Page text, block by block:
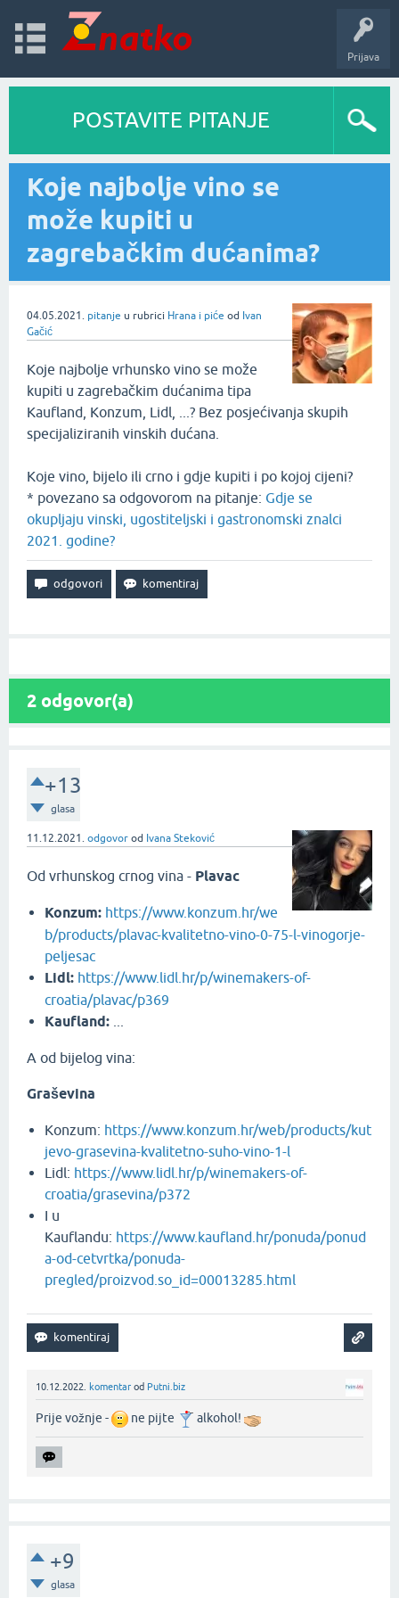
Prijava
POSTAVITE PITANJE
Koje najbolje vino se
može kupiti u
zagrebačkim dućanima?
04.05.2021. pitanje u rubrici Hrana i piće od Ivan
Gačić
Koje najbolje vrhunsko vino se može
kupiti u zagrebačkim dućanima tipa
Kaufland, Konzum, Lidl, ...? Bez posjećivanja skupih
specijaliziranih vinskih dućana.
Koje vino, bijelo ili crno i gdje kupiti i po kojoj cijeni?
* povezano sa odgovorom na pitanje: Gdje se
okupljaju vinski, ugostiteljski i gastronomski znalci
2021. godine?
2 odgovor(a)
+13
glasa
11.12.2021. odgovor od Ivana Steković
Od vrhunskog crnog vina - Plavac
Konzum: https://www.konzum.hr/we
b/products/plavac-kvalitetno-vino-0-75-l-vinogorje-
peljesac
Lidl: https://www.lidl.hr/p/winemakers-of-
croatia/plavac/p369
Kaufland:
A od bijelog vina:
Graševina
Konzum: https://www.konzum.hr/web/products/kut
jevo-grasevina-kvalitetno-suho-vino-1-l
Lidl: https://www.lidl.hr/p/winemakers-of-
croatia/grasevina/p372
I u
Kauflandu: https://www.kaufland.hr/ponuda/ponud
a-od-cetvrtka/ponuda-
pregled/proizvod.so_id=00013285.html
10.12.2022. komentar od Putni.biz
Prije vožnje - ne pijte alkohol!
+9
glasa